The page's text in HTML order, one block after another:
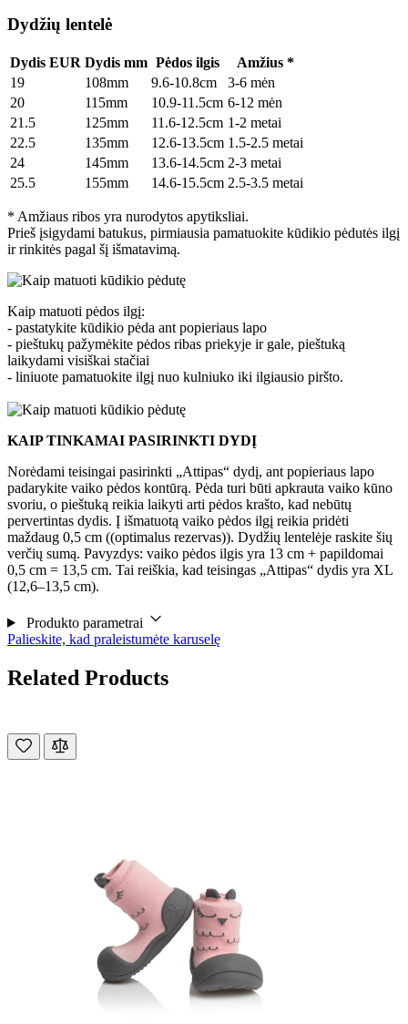
Dydžių lentelė
Dydis EUR Dydis mm Pėdos ilgis
Amžius *
19
108mm 9.6-10.8cm
3-6 mėn
20
115mm 10.9-11.5cm 6-12 mėn
21.5
125mm 11.6-12.5cm 1-2 metai
22.5
135mm 12.6-13.5cm 1.5-2.5 metai
24
145mm 13.6-14.5cm 2-3 metai
25.5
155mm 14.6-15.5cm 2.5-3.5 metai
* Amžiaus ribos yra nurodytos apytiksliai.
Prieš įsigydami batukus, pirmiausia pamatuokite kūdikio pėdutės ilgį
ir rinkitės pagal šį išmatavimą.
Kaip matuoti pėdos ilgį:
- pastatykite kūdikio pėda ant popieriaus lapo
- pieštukų pažymėkite pėdos ribas priekyje ir gale, pieštuką
laikydami visiškai stačiai
- liniuote pamatuokite ilgį nuo kulniuko iki ilgiausio piršto.
KAIP TINKAMAI PASIRINKTI DYDĮ
Norėdami teisingai pasirinkti „Attipas“ dydį, ant popieriaus lapo
padarykite vaiko pėdos kontūrą. Pėda turi būti apkrauta vaiko kūno
svoriu, o pieštuką reikia laikyti arti pėdos krašto, kad nebūtų
pervertintas dydis. Į išmatuotą vaiko pėdos ilgį reikia pridėti
maždaug 0,5 cm ((optimalus rezervas)). Dydžių lentelėje raskite šių
verčių sumą. Pavyzdys: vaiko pėdos ilgis yra 13 cm + papildomai
0,5 cm = 13,5 cm. Tai reiškia, kad teisingas „Attipas“ dydis yra XL
(12,6–13,5 cm).
Produkto parametrai
Palieskite, kad praleistumėte karuselę
Related Products